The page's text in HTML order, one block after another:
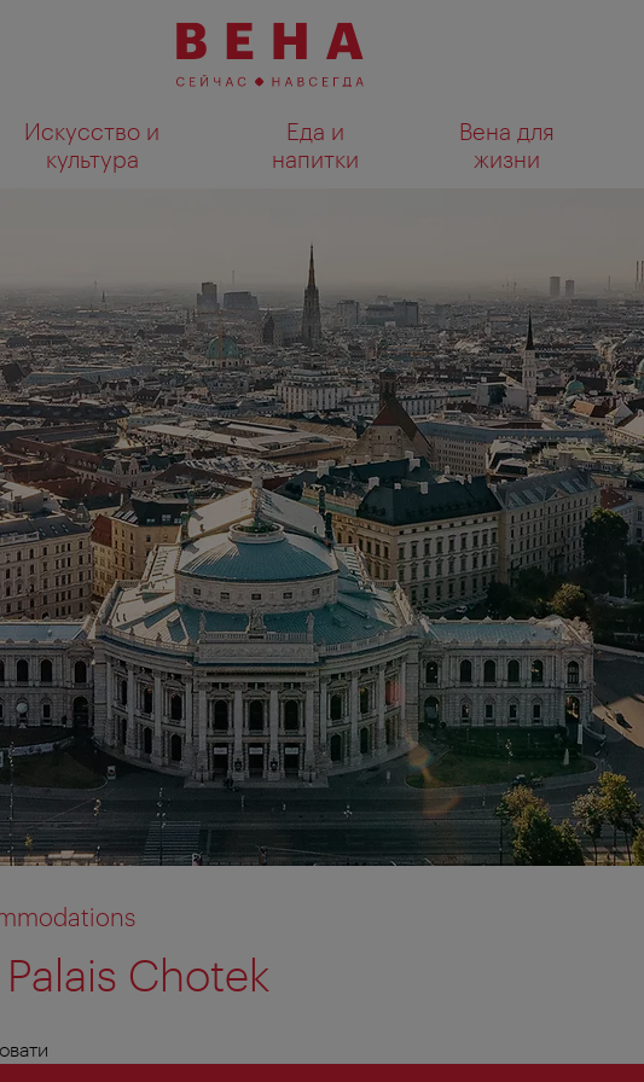
Искусство и
культура
Еда и
напитки
Вена для
жизни
Chotek
anzeigen
ausblenden